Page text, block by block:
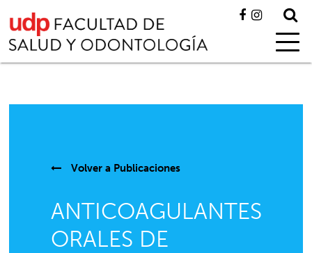
Volver a Publicaciones
ANTICOAGULANTES
ORALES DE